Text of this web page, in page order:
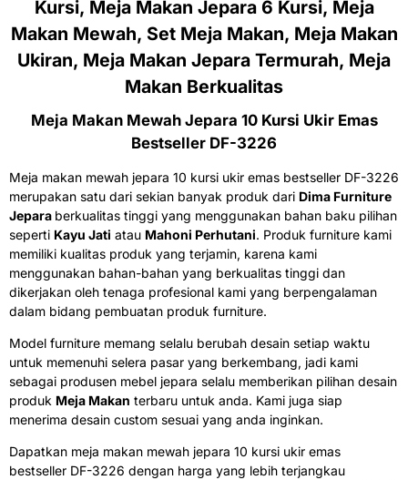
Kursi, Meja Makan Jepara 6 Kursi, Meja
Makan Mewah, Set Meja Makan, Meja Makan
Ukiran, Meja Makan Jepara Termurah, Meja
Makan Berkualitas
Meja Makan Mewah Jepara 10 Kursi Ukir Emas
Bestseller DF-3226
Meja makan mewah jepara 10 kursi ukir emas bestseller DF-3226
merupakan satu dari sekian banyak produk dari Dima Furniture
Jepara berkualitas tinggi yang menggunakan bahan baku pilihan
seperti Kayu Jati atau Mahoni Perhutani. Produk furniture kami
memiliki kualitas produk yang terjamin, karena kami
menggunakan bahan-bahan yang berkualitas tinggi dan
dikerjakan oleh tenaga profesional kami yang berpengalaman
dalam bidang pembuatan produk furniture.
Model furniture memang selalu berubah desain setiap waktu
untuk memenuhi selera pasar yang berkembang, jadi kami
sebagai produsen mebel jepara selalu memberikan pilihan desain
produk Meja Makan terbaru untuk anda. Kami juga siap
menerima desain custom sesuai yang anda inginkan.
Dapatkan meja makan mewah jepara 10 kursi ukir emas
bestseller DF-3226 dengan harga yang lebih terjangkau